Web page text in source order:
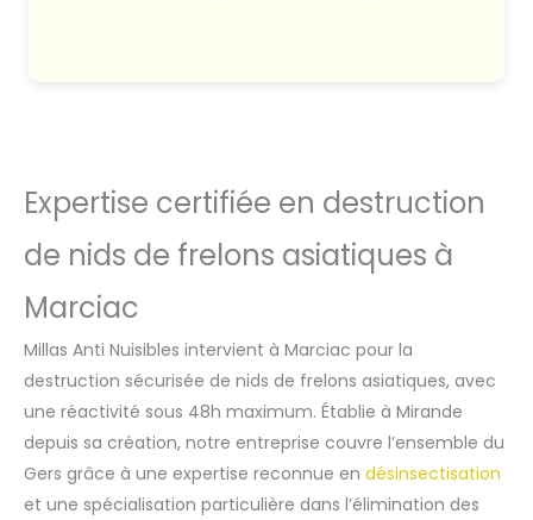
Expertise certifiée en destruction
de nids de frelons asiatiques à
Marciac
Millas Anti Nuisibles intervient à Marciac pour la
destruction sécurisée de nids de frelons asiatiques, avec
une réactivité sous 48h maximum. Établie à Mirande
depuis sa création, notre entreprise couvre l’ensemble du
Gers grâce à une expertise reconnue en désinsectisation
et une spécialisation particulière dans l’élimination des